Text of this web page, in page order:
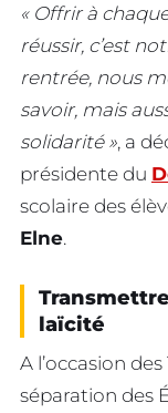
« Offrir à
réussir, c’est
rentrée, nous
savoir, mais
solidarité », a
présidente du
scolaire des
Elne.
laïcité
A l’occasion
séparation des